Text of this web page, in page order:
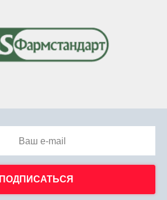
Ваш e-mail
ПОДПИСАТЬСЯ